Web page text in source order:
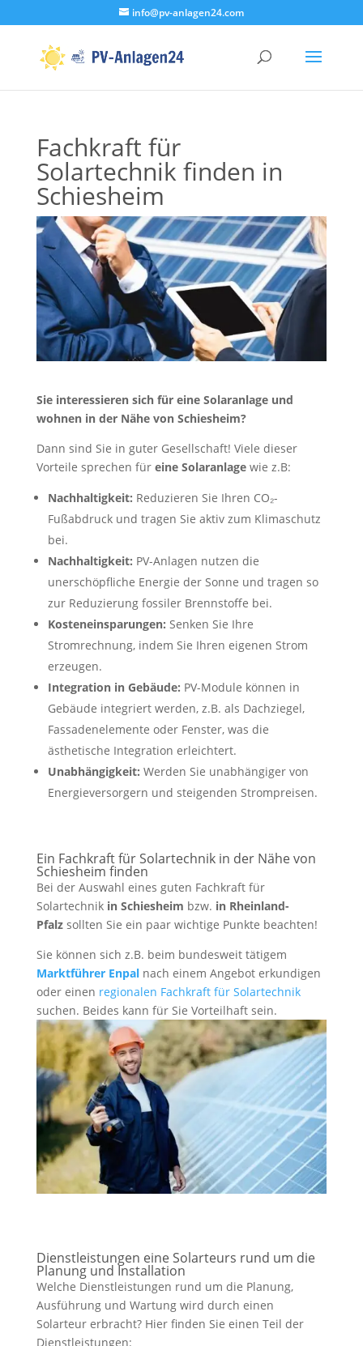
info@pv-anlagen24.com
Fachkraft für
Solartechnik finden in
Schiesheim
Sie interessieren sich für eine Solaranlage und
wohnen in der Nähe von Schiesheim?
Dann sind Sie in guter Gesellschaft! Viele dieser
Vorteile sprechen für eine Solaranlage wie z.B:
Nachhaltigkeit: Reduzieren Sie Ihren CO₂-
Fußabdruck und tragen Sie aktiv zum Klimaschutz
bei.
Nachhaltigkeit: PV-Anlagen nutzen die
unerschöpfliche Energie der Sonne und tragen so
zur Reduzierung fossiler Brennstoffe bei.
Kosteneinsparungen: Senken Sie Ihre
Stromrechnung, indem Sie Ihren eigenen Strom
erzeugen.
Integration in Gebäude: PV-Module können in
Gebäude integriert werden, z.B. als Dachziegel,
Fassadenelemente oder Fenster, was die
ästhetische Integration erleichtert.
Unabhängigkeit: Werden Sie unabhängiger von
Energieversorgern und steigenden Strompreisen.
Ein Fachkraft für Solartechnik in der Nähe von
Schiesheim finden
Bei der Auswahl eines guten Fachkraft für
Solartechnik in Schiesheim bzw. in Rheinland-
Pfalz sollten Sie ein paar wichtige Punkte beachten!
Sie können sich z.B. beim bundesweit tätigem
Marktführer Enpalnach einem Angebot erkundigen
oder einen regionalen Fachkraft für Solartechnik
suchen. Beides kann für Sie Vorteilhaft sein.
Dienstleistungen eine Solarteurs rund um die
Planung und Installation
Welche Dienstleistungen rund um die Planung,
Ausführung und Wartung wird durch einen
Solarteur erbracht? Hier finden Sie einen Teil der
Dienstleistungen: